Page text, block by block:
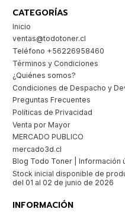
CATEGORÍAS
Inicio
ventas@todotoner.cl
Teléfono +56226958460
Términos y Condiciones
¿Quiénes somos?
Condiciones de Despacho y
Preguntas Frecuentes
Políticas de Privacidad
Venta por Mayor
MERCADO PUBLICO
mercado3d.cl
Blog Todo Toner | Información
Stock inicial disponible de
del 01 al 02 de junio de 2026
INFORMACIÓN